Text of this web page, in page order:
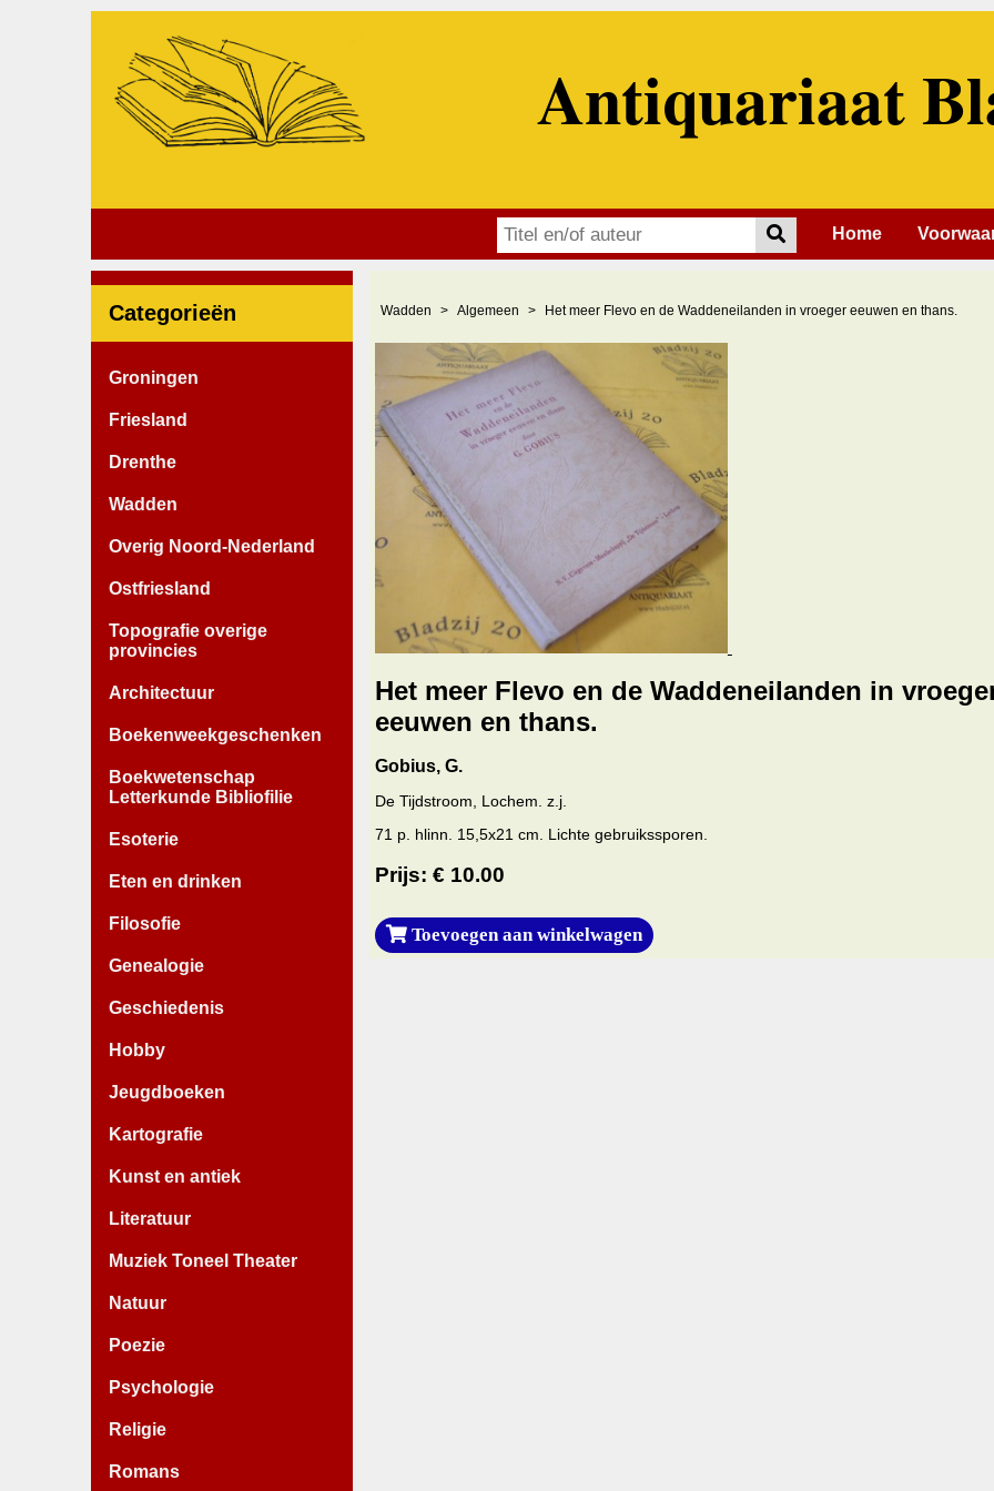
Antiquariaat
Home
Categorieën
Groningen
Friesland
Drenthe
Wadden
Overig Noord-Nederland
Ostfriesland
Topografie overige
provincies
Architectuur
Boekenweekgeschenken
Boekwetenschap
Letterkunde Bibliofilie
Esoterie
Eten en drinken
Filosofie
Genealogie
Geschiedenis
Hobby
Jeugdboeken
Kartografie
Kunst en antiek
Literatuur
Muziek Toneel Theater
Natuur
Poezie
Psychologie
Religie
Romans
Wadden Algemeen Het meer Flevo en de Waddeneilanden in vroeger eeuwen en thans.
Het meer Flevo en de Waddeneilanden in
eeuwen en thans.
Gobius, G.
De Tijdstroom, Lochem. z.j.
71 p. hlinn. 15,5x21 cm. Lichte gebruikssporen.
Prijs: € 10.00
Toevoegen aan winkelwagen